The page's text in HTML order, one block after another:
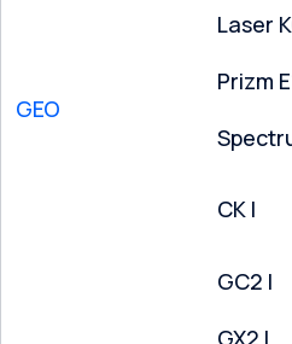
Laser
GEO
Prizm
CK I
GC2 I